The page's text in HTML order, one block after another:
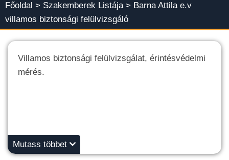
Főoldal > Szakemberek Listája > Barna Attila e.v
villamos biztonsági felülvizsgáló
Villamos biztonsági felülvizsgálat, érintésvédelmi
mérés.
Mutass többet